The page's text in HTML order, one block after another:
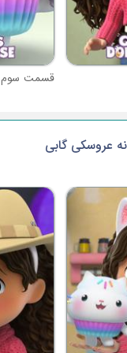
قسمت سوم